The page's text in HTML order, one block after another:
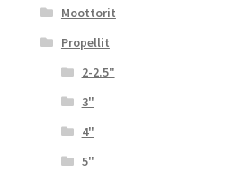
Moottorit
Propellit
2-2.5"
3"
4"
5"